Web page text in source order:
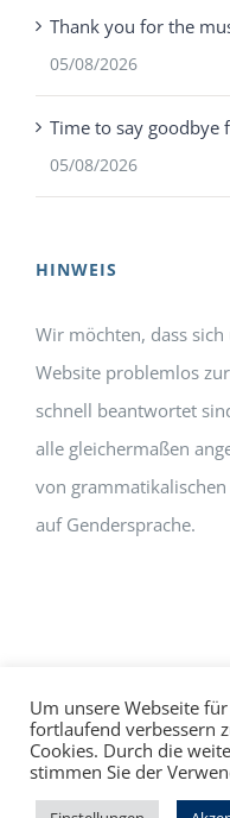
Thank you for the
05/08/2026
Time to say goodbye
05/08/2026
HINWEIS
Wir möchten, dass
Website problemlos
schnell beantwortet
alle gleichermaßen
von
auf Gendersprache.
Impressum
Um unsere Webseite
fortlaufend verbessern
Cookies. Durch die
stimmen Sie der